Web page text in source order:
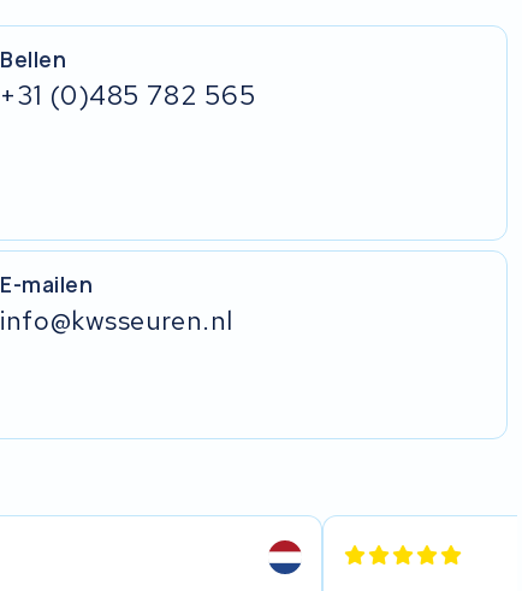
Bellen
+31 (0)485 782 565
E-mailen
info@kwsseuren.nl